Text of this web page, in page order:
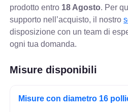
prodotto entro 18 Agosto. Per
supporto nell’acquisto, il nostro
disposizione con un team di
ogni tua domanda.
Misure disponibili
Misure con diametro 16